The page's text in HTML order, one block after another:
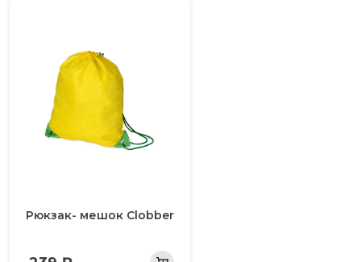
Рюкзак- мешок Clobber